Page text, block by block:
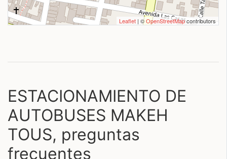
Leaflet | ©OpenStreetMapcontributors
ESTACIONAMIENTO DE
AUTOBUSES MAKEH
TOUS, preguntas
frecuentes